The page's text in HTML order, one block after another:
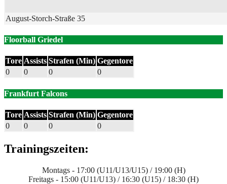
August-Storch-Straße 35
Floorball Griedel
Tore Assists Strafen (Min) Gegentore
0
0 0 0
Frankfurt Falcons
Tore Assists Strafen (Min) Gegentore
0
0 0 0
Trainingszeiten:
Montags - 17:00 (U11/U13/U15) / 19:00 (H)
Freitags - 15:00 (U11/U13) / 16:30 (U15) / 18:30 (H)